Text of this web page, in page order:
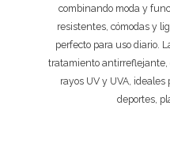
combinando moda y
resistentes, cómodas y
perfecto para uso diario.
tratamiento antirreflejante,
rayos UV y UVA, ideales
deportes,